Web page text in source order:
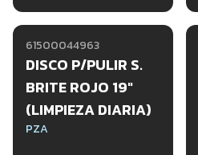
61500044963
DISCO P/PULIR S.
BRITE ROJO 19"
(LIMPIEZA DIARIA)
PZA